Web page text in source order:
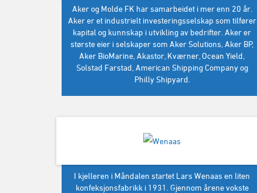
Aker og Molde FK har samarbeidet i mer enn 20 år.
Aker er et industrielt investeringsselskap som tilfører
kapital og kunnskap i utvikling av bedrifter. Aker er
største eier i selskaper som Aker Solutions, Aker BP,
Aker BioMarine, Akastor, Kværner, Ocean Yield,
Solstad Farstad, American Shipping Company og
Philly Shipyard.
I kjelleren i Måndalen startet Lars Wenaas en liten
konfeksjonsfabrikk i 1931. Gjennom årene vokste